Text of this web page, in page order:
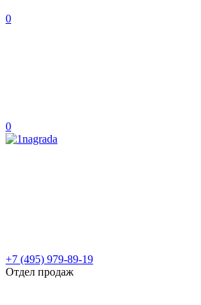
0
0
+7 (495) 979-89-19
Отдел продаж